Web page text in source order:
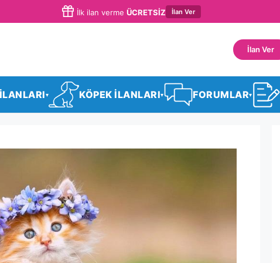
İlk ilan verme ÜCRETSİZ İlan Ver
İlan Ver
▾ KÖPEK İLANLARI▾ FORUMLAR▾